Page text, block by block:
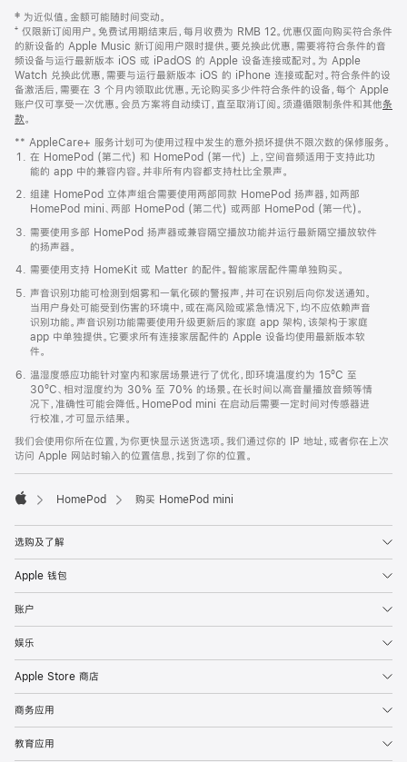
页
页
脚
注
‡ 为近似值。金额可能随时间变动。
⁺ 仅限新订阅用户。免费试用期结束后，每月收费为 RMB 12。优惠仅面向购买符合条件
的新设备的 Apple Music 新订阅用户限时提供。要兑换此优惠，需要将符合条件的音
频设备与运行最新版本 iOS 或 iPadOS 的 Apple 设备连接或配对。为 Apple
Watch 兑换此优惠，需要与运行最新版本 iOS 的 iPhone 连接或配对。符合条件的设
备激活后，需要在 3 个月内领取此优惠。无论购买多少件符合条件的设备，每个 Apple
账户仅可享受一次优惠。会员方案将自动续订，直至取消订阅。须遵循限制条件和其他条
款。
窗
口
中
打
开)
** AppleCare+ 服务计划可为使用过程中发生的意外损坏提供不限次数的保修服务。
在 HomePod (第二代) 和 HomePod (第一代) 上，空间音频适用于支持此功
能的 app 中的兼容内容。并非所有内容都支持杜比全景声。
组建 HomePod 立体声组合需要使用两部同款 HomePod 扬声器，如两部
HomePod mini、两部 HomePod (第二代) 或两部 HomePod (第一代)。
需要使用多部 HomePod 扬声器或兼容隔空播放功能并运行最新隔空播放软件
的扬声器。
需要使用支持 HomeKit 或 Matter 的配件。智能家居配件需单独购买。
声音识别功能可检测到烟雾和一氧化碳的警报声，并可在识别后向你发送通知。
当用户身处可能受到伤害的环境中，或在高风险或紧急情况下，均不应依赖声音
识别功能。声音识别功能需要使用升级更新后的家庭 app 架构，该架构于家庭
app 中单独提供。它要求所有连接家居配件的 Apple 设备均使用最新版本软
件。
温湿度感应功能针对室内和家居场景进行了优化，即环境温度约为 15ºC 至
30ºC、相对湿度约为 30% 至 70% 的场景。在长时间以高音量播放音频等情
况下，准确性可能会降低。HomePod mini 在启动后需要一定时间对传感器进
行校准，才可显示结果。
我们会使用你所在位置，为你更快显示送货选项。我们通过你的 IP 地址，或者你在上次
访问 Apple 网站时输入的位置信息，找到了你的位置。
HomePod 购买 HomePod mini
选购及了解
Apple 钱包
账户
娱乐
Apple Store 商店
商务应用
教育应用